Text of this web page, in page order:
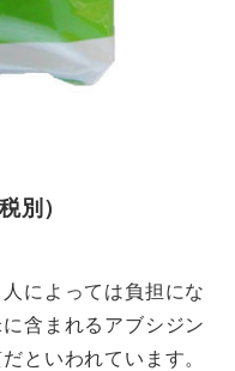
別）
によっては負担にな
含まれるアブシジン
といわれています。